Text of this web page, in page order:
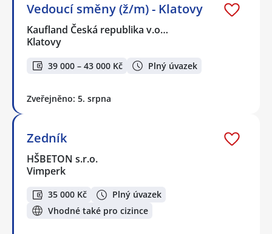
Vedoucí směny (ž/m) - Klatovy
Kaufland Česká republika v.o…
Klatovy
39 000 – 43 000 Kč Plný úvazek
Zveřejněno: 5. srpna
Zedník
HŠBETON s.r.o.
Vimperk
35 000 Kč
Plný úvazek
Vhodné také pro cizince